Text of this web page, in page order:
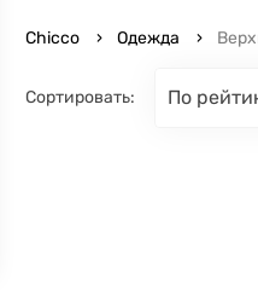
Chicco Одежда
Сортировать: по